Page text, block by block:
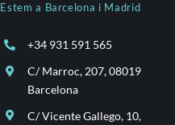
Estem a Barcelona i Madrid
+34 931 591 565
C/ Marroc, 207, 08019
Barcelona
C/ Vicente Gallego, 10,